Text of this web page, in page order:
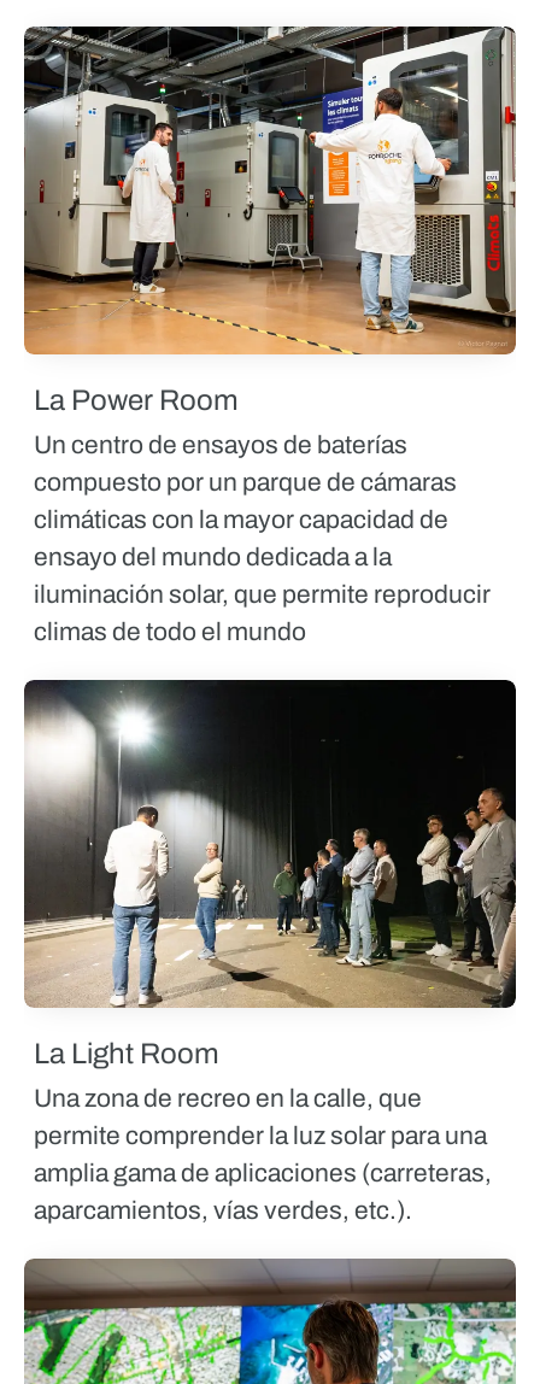
La Power Room
Un centro de ensayos de baterías
compuesto por un parque de cámaras
climáticas con la mayor capacidad de
ensayo del mundo dedicada a la
iluminación solar, que permite reproducir
climas de todo el mundo
La Light Room
Una zona de recreo en la calle, que
permite comprender la luz solar para una
amplia gama de aplicaciones (carreteras,
aparcamientos, vías verdes, etc.).